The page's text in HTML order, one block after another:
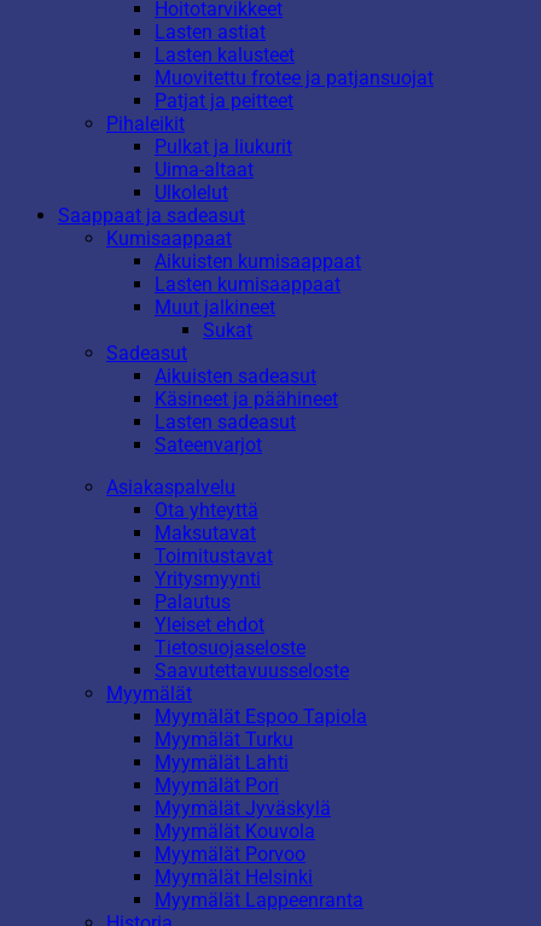
Hoitotarvikkeet
Lasten astiat
Lasten kalusteet
Muovitettu frotee ja patjansuojat
Patjat ja peitteet
Pihaleikit
Pulkat ja liukurit
Uima-altaat
Ulkolelut
Saappaat ja sadeasut
Kumisaappaat
Aikuisten kumisaappaat
Lasten kumisaappaat
Muut jalkineet
Sukat
Sadeasut
Aikuisten sadeasut
Käsineet ja päähineet
Lasten sadeasut
Sateenvarjot
Asiakaspalvelu
Ota yhteyttä
Maksutavat
Toimitustavat
Yritysmyynti
Palautus
Yleiset ehdot
Tietosuojaseloste
Saavutettavuusseloste
Myymälät
Myymälät Espoo Tapiola
Myymälät Turku
Myymälät Lahti
Myymälät Pori
Myymälät Jyväskylä
Myymälät Kouvola
Myymälät Porvoo
Myymälät Helsinki
Myymälät Lappeenranta